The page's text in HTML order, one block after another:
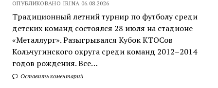
ОПУБЛИКОВАНО IRINA 06.08.2026
Традиционный летний турнир по футболу среди
детских команд состоялся 28 июля на стадионе
«Металлург». Разыгрывался Кубок КТОСов
Кольчугинского округа среди команд 2012–2014
годов рождения. Все…
Оставить коментарий